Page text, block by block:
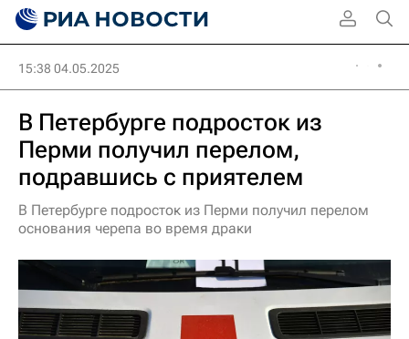
15:38 04.05.2025
В Петербурге подросток из
Перми получил перелом,
подравшись с приятелем
В Петербурге подросток из Перми получил перелом
основания черепа во время драки